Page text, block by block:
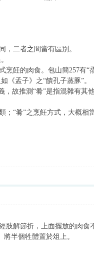
，二者之間當有區別。
飪的肉食。包山簡257有“
《孟子》之“饋孔子蒸豚”。
故推測“肴”是指混雜有其
“肴”之烹飪方式，大概相
解節折，上面擺放的肉食
將半個牲體置於俎上。